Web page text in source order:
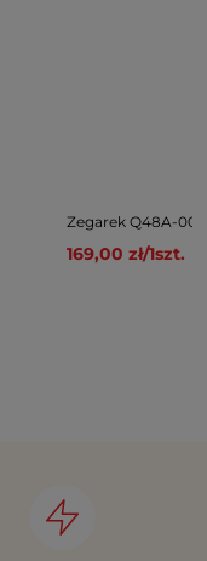
Zegarek Q48A-
169,00 zł/1szt.